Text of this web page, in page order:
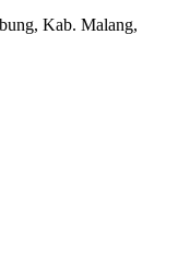
Kab. Malang,